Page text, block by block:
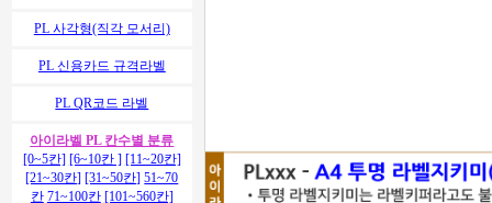
PL 사각형(직각 모서리)
PL 신용카드 규격라벨
PL QR코드 라벨
아이라벨 PL 칸수별 분류
[0~5칸] [6~10칸 ] [11~20칸]
[21~30칸] [31~50칸] 51~70
칸 71~100칸 [101~560칸]